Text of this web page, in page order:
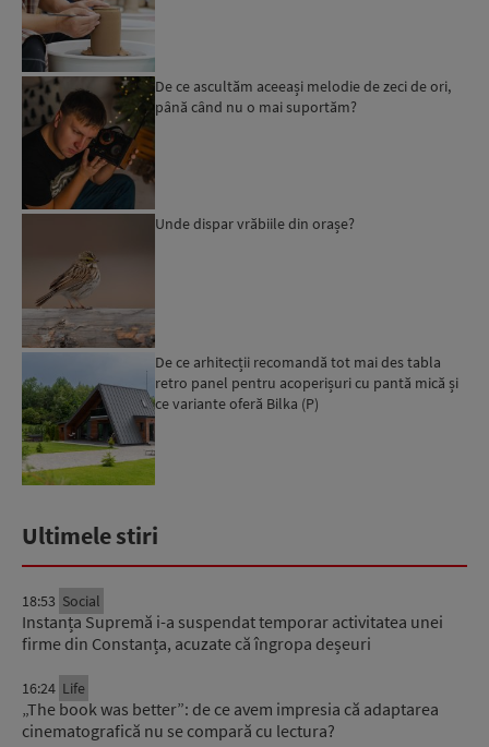
De ce ascultăm aceeași melodie de zeci de ori,
până când nu o mai suportăm?
Unde dispar vrăbiile din orașe?
De ce arhitecții recomandă tot mai des tabla
retro panel pentru acoperișuri cu pantă mică și
ce variante oferă Bilka (P)
Ultimele stiri
18:53 Social
Instanța Supremă i-a suspendat temporar activitatea unei
firme din Constanța, acuzate că îngropa deșeuri
16:24 Life
„The book was better”: de ce avem impresia că adaptarea
cinematografică nu se compară cu lectura?